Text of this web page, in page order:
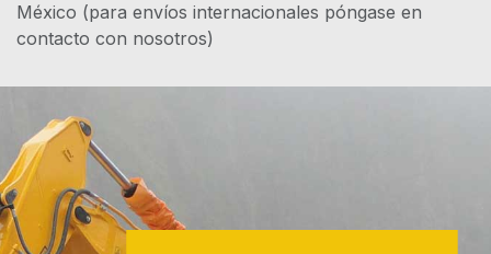
México (para envíos internacionales póngase en
contacto con nosotros)